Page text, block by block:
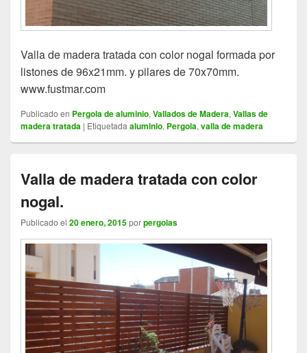
Valla de madera tratada con color nogal formada por
listones de 96x21mm. y pilares de 70x70mm.
www.fustmar.com
Publicado en Pergola de aluminio, Vallados de Madera, Vallas de
madera tratada | Etiquetada aluminio, Pergola, valla de madera
Valla de madera tratada con color
nogal.
Publicado el 20 enero, 2015porpergolas